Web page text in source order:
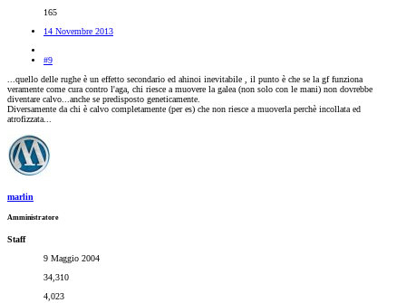
165
14 Novembre 2013
#9
...quello delle rughe è un effetto secondario ed ahinoi inevitabile , il punto è che se la gf funziona
veramente come cura contro l'aga, chi riesce a muovere la galea (non solo con le mani) non dovrebbe
diventare calvo...anche se predisposto geneticamente.
Diversamente da chi è calvo completamente (per es) che non riesce a muoverla perchè incollata ed
atrofizzata...
marlin
Amministratore
Staff
9 Maggio 2004
34,310
4,023